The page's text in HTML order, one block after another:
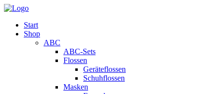
Start
Shop
ABC
ABC-Sets
Flossen
Geräteflossen
Schuhflossen
Masken